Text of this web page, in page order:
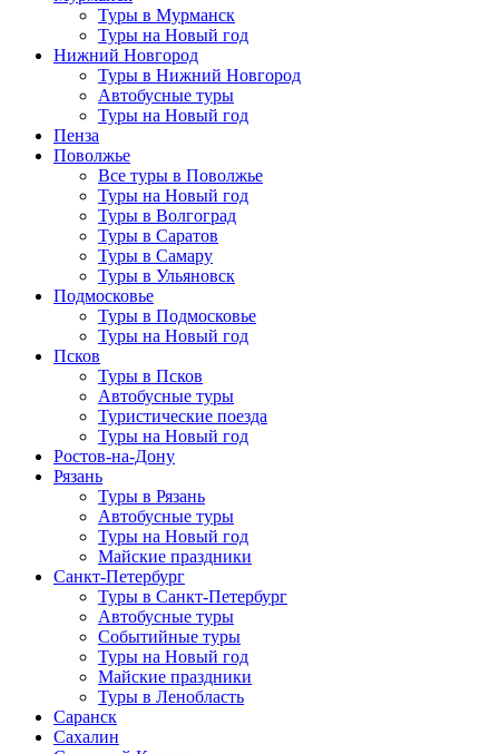
Туры в Мурманск
Туры на Новый год
Нижний Новгород
Туры в Нижний Новгород
Автобусные туры
Туры на Новый год
Пенза
Поволжье
Все туры в Поволжье
Туры на Новый год
Туры в Волгоград
Туры в Саратов
Туры в Самару
Туры в Ульяновск
Подмосковье
Туры в Подмосковье
Туры на Новый год
Псков
Туры в Псков
Автобусные туры
Туристические поезда
Туры на Новый год
Ростов-на-Дону
Рязань
Туры в Рязань
Автобусные туры
Туры на Новый год
Майские праздники
Санкт-Петербург
Туры в Санкт-Петербург
Автобусные туры
Событийные туры
Туры на Новый год
Майские праздники
Туры в Ленобласть
Саранск
Сахалин